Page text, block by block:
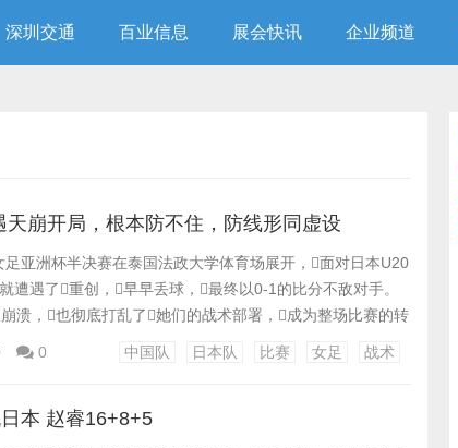
深圳交通 百业信息 展会快讯 企业频道
崩开局，根本防不住，防线形同虚设
亚洲杯半决赛在泰国法政大学体育场展开，面对日本U20
遇了重创，早早丢球，最终以0-1的比分不敌对手。
溃，也彻底打乱了她们的战术部署，成为整场比赛的转
表现出色，三战全胜且一球未失，展现出强大的防守能
0 中国队 日本队 比赛 女足 战术
本 赵睿16+8+5